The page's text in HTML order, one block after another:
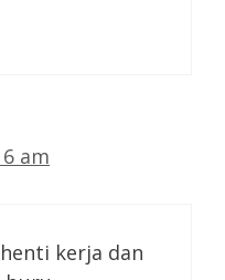
am
kerja dan